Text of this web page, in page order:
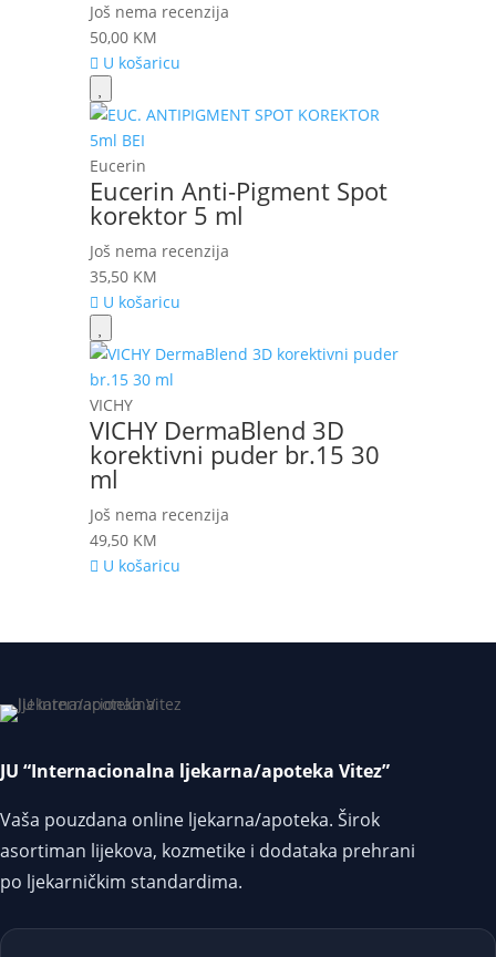
Još nema recenzija
50,00 KM
U košaricu
Eucerin
Eucerin Anti-Pigment Spot
korektor 5 ml
Još nema recenzija
35,50 KM
U košaricu
VICHY
VICHY DermaBlend 3D
korektivni puder br.15 30
ml
Još nema recenzija
49,50 KM
U košaricu
JU “Internacionalna ljekarna/apoteka Vitez”
Vaša pouzdana online ljekarna/apoteka. Širok
asortiman lijekova, kozmetike i dodataka prehrani
po ljekarničkim standardima.